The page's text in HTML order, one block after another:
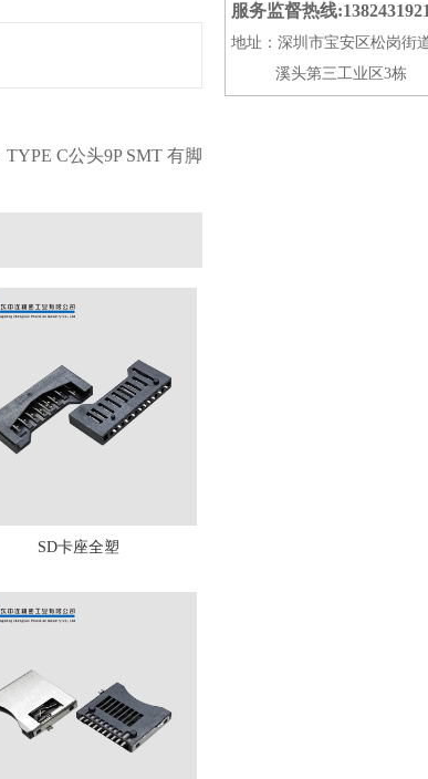
TYPE C公头9P SMT 有脚
SD卡座全塑
服务监督热线
地址：深圳市宝安区松岗街
溪头第三工业区3栋